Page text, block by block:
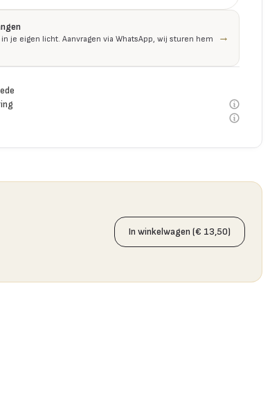
je eigen licht. Aanvragen via WhatsApp, wij sturen hem
→
In winkelwagen (€ 13,50)